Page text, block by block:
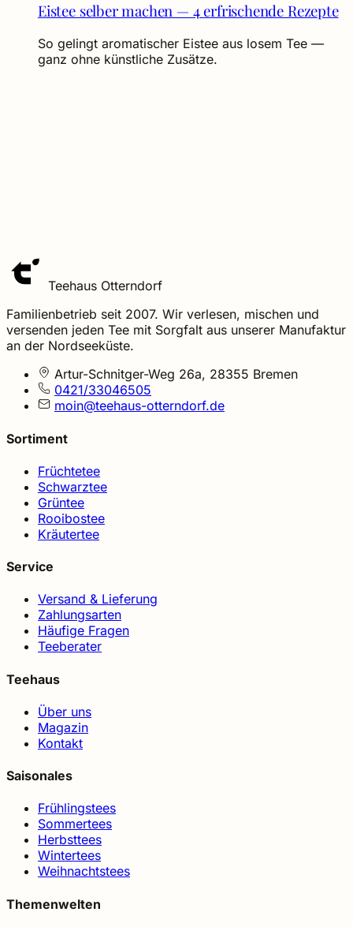
Eistee selber machen — 4 erfrischende Rezepte
So gelingt aromatischer Eistee aus losem Tee —
ganz ohne künstliche Zusätze.
Teehaus Otterndorf
Familienbetrieb seit 2007. Wir verlesen, mischen und
versenden jeden Tee mit Sorgfalt aus unserer Manufaktur
an der Nordseeküste.
Artur-Schnitger-Weg 26a, 28355 Bremen
0421/33046505
moin@teehaus-otterndorf.de
Sortiment
Früchtetee
Schwarztee
Grüntee
Rooibostee
Kräutertee
Service
Versand & Lieferung
Zahlungsarten
Häufige Fragen
Teeberater
Teehaus
Über uns
Magazin
Kontakt
Saisonales
Frühlingstees
Sommertees
Herbsttees
Wintertees
Weihnachtstees
Themenwelten